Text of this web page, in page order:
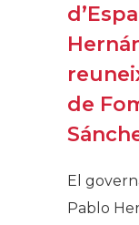
de
El
Pablo